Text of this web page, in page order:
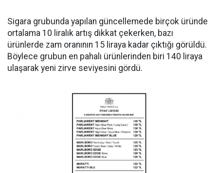
Sigara grubunda yapılan güncellemede birçok üründe
ortalama 10 liralık artış dikkat çekerken, bazı
ürünlerde zam oranının 15 liraya kadar çıktığı görüldü.
Böylece grubun en pahalı ürünlerinden biri 140 liraya
ulaşarak yeni zirve seviyesini gördü.